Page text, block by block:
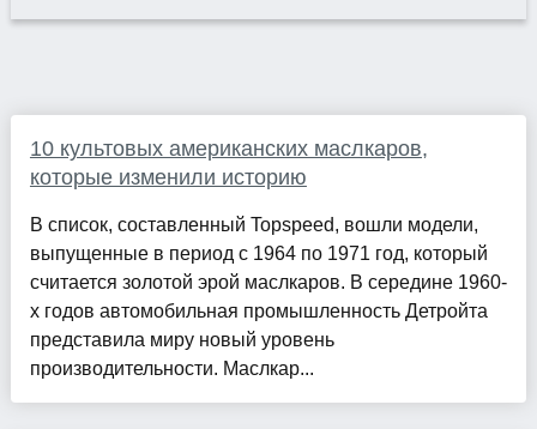
10 культовых американских маслкаров,
которые изменили историю
В список, составленный Topspeed, вошли модели,
выпущенные в период с 1964 по 1971 год, который
считается золотой эрой маслкаров. В середине 1960-
х годов автомобильная промышленность Детройта
представила миру новый уровень
производительности. Маслкар...